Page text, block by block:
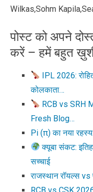
Wilkas,Sohm
पोस्ट को अपने
करें – हमें बहुत
IPL 2026:
कोलकाता…
RCB vs SRH
Fresh Blog…
Pi (π) का नया
क्यूबा संकट:
सच्चाई
राजस्थान रॉयल्स vs